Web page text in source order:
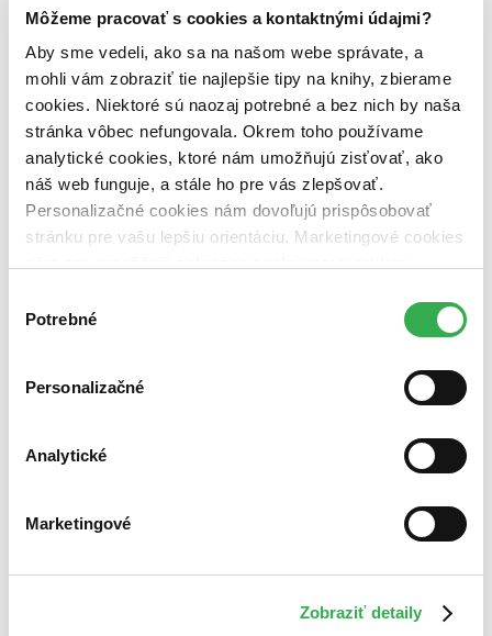
Môžeme pracovať s cookies a kontaktnými údajmi?
Aby sme vedeli, ako sa na našom webe správate, a
mohli vám zobraziť tie najlepšie tipy na knihy, zbierame
cookies. Niektoré sú naozaj potrebné a bez nich by naša
stránka vôbec nefungovala. Okrem toho používame
analytické cookies, ktoré nám umožňujú zisťovať, ako
náš web funguje, a stále ho pre vás zlepšovať.
Personalizačné cookies nám dovoľujú prispôsobovať
stránku pre vašu lepšiu orientáciu. Marketingové cookies
nám pomohlo, keby sme mohli používať všetky tieto
súhlasu
Potrebné
Personalizačné
Analytické
Marketingové
Zobraziť detaily
pripravujeme (0 titulov)pripravujeme
dostupná (bez vypredaných) (0 titulov)
dostupná (bez
vypredaných)
Nové / čítané
nová (0 titulov)nová
čítaná (0 titulov)čítaná
čítaná - výborný stav (0 titulov)čítaná - výborný stav
čítaná - mierne opotrebovaná (0 titulov)čítaná - mierne
opotrebovaná
čítané verzie vypredaných kníh (0 titulov)čítané verzie
vypredaných kníh
Top hodnotené
Najlacnejšie